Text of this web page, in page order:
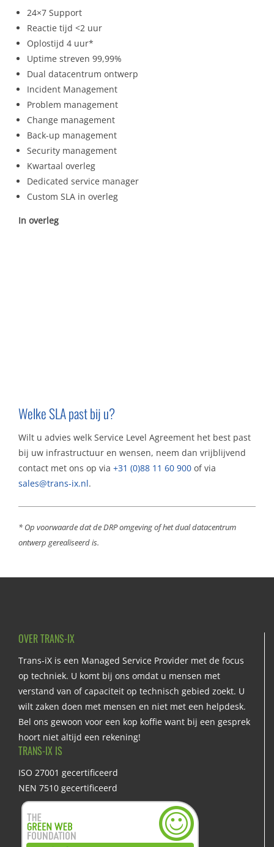
24×7 Support
Reactie tijd <2 uur
Oplostijd 4 uur*
Uptime streven 99,99%
Dual datacentrum ontwerp
Incident Management
Problem management
Change management
Back-up management
Security management
Kwartaal overleg
Dedicated service manager
Custom SLA in overleg
In overleg
Welke SLA past bij u?
Wilt u advies welk Service Level Agreement het best past
bij uw infrastructuur en wensen, neem dan vrijblijvend
contact met ons op via +31 (0)88 11 60 900 of via
sales@trans-ix.nl.
* Op voorwaarde dat de DRP omgeving of het dual datacentrum
ontwerp gerealiseerd is.
OVER TRANS-IX
Trans-iX is een Managed Service Provider met de focus
op techniek. U komt bij ons omdat u mensen met
verstand van of capaciteit op technisch gebied zoekt. U
wilt zaken doen met mensen en niet met een helpdesk.
Bel ons gewoon voor een kop koffie want bij een gesprek
hoort niet altijd een rekening!
TRANS-IX IS
ISO 27001 gecertificeerd
NEN 7510 gecertificeerd